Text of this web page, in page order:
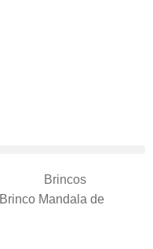
Brincos
Brinco Mandala de